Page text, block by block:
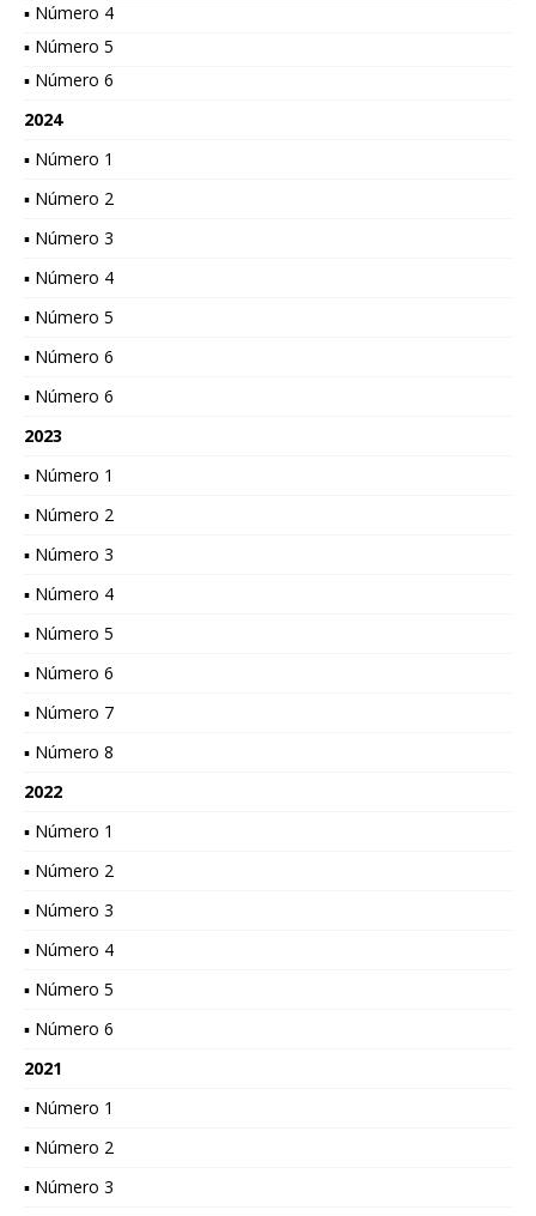
▪ Número 4
▪ Número 5
▪ Número 6
2024
▪ Número 1
▪ Número 2
▪ Número 3
▪ Número 4
▪ Número 5
▪ Número 6
▪ Número 6
2023
▪ Número 1
▪ Número 2
▪ Número 3
▪ Número 4
▪ Número 5
▪ Número 6
▪ Número 7
▪ Número 8
2022
▪ Número 1
▪ Número 2
▪ Número 3
▪ Número 4
▪ Número 5
▪ Número 6
2021
▪ Número 1
▪ Número 2
▪ Número 3